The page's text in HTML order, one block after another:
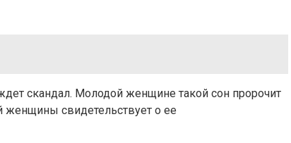
скандал. Молодой женщине такой сон пророчит
женщины свидетельствует о ее